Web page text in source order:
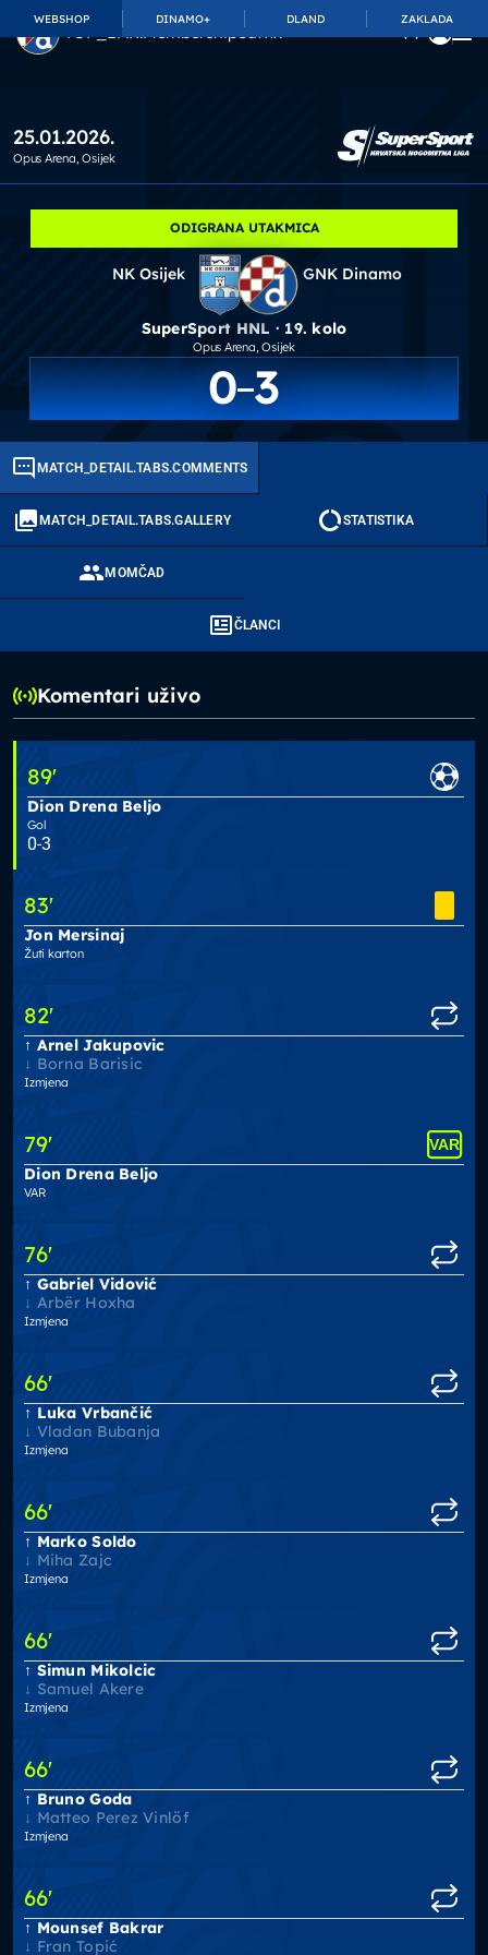
WEBSHOP DINAMO+ DLAND ZAKLADA
TOP_BAR.MembershipSuffix
25.01.2026.
Opus Arena, Osijek
ODIGRANA UTAKMICA
NK Osijek GNK Dinamo
SuperSport HNL · 19. kolo
Opus Arena, Osijek
0 3
MATCH_DETAIL.TABS.COMMENTS
MATCH_DETAIL.TABS.GALLERY STATISTIKA
MOMČAD
ČLANCI
Komentari uživo
89'
Dion Drena Beljo
Gol
0-3
83'
Jon Mersinaj
Žuti karton
82'
Arnel Jakupovic
Borna Barisic
Izmjena
79'
Dion Drena Beljo
VAR
76'
Gabriel Vidović
Arbër Hoxha
Izmjena
66'
Luka Vrbančić
Vladan Bubanja
Izmjena
66'
Marko Soldo
Miha Zajc
Izmjena
66'
Simun Mikolcic
Samuel Akere
Izmjena
66'
Bruno Goda
Matteo Perez Vinlöf
Izmjena
66'
Mounsef Bakrar
Fran Topić